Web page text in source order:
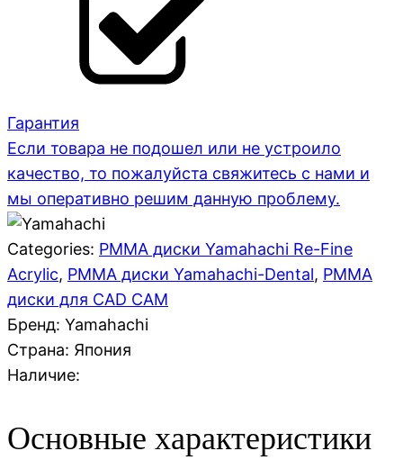
Гарантия
Если товара не подошел или не устроило
качество, то пожалуйста свяжитесь с нами и
мы оперативно решим данную проблему.
Categories: PMMA диски Yamahachi Re-Fine
Acrylic, PMMA диски Yamahachi-Dental, PMMA
диски для CAD CAM
Бренд: Yamahachi
Страна: Япония
Наличие:
Основные характеристики